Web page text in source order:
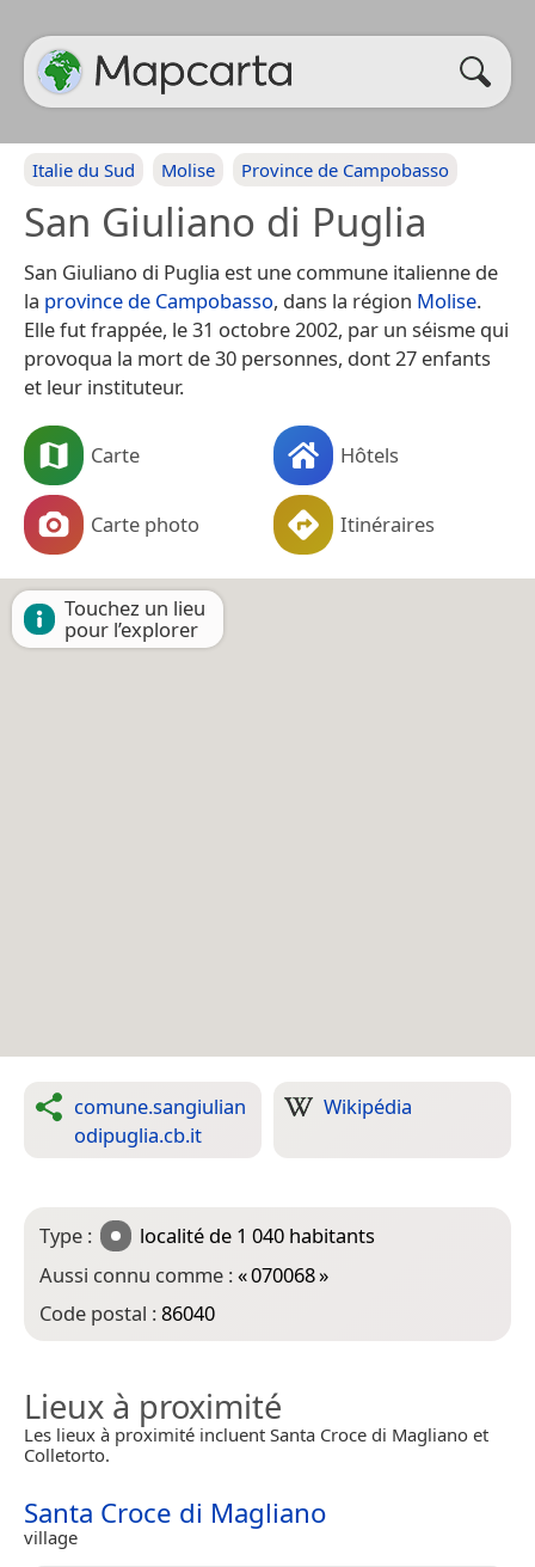
Italie du Sud Molise Province de Campobasso
San Giuliano di Puglia
San Giuliano di Puglia est une commune italienne de
la province de Campobasso, dans la région Molise.
Elle fut frappée, le 31 octobre 2002, par un séisme qui
provoqua la mort de 30 personnes, dont 27 enfants
et leur instituteur.
Carte Hôtels
Carte photo Itinéraires
Touchez un lieu
pour l’explorer
comune.sangiulian
odipuglia.cb.it
Wikipédia
Type : localité de 1 040 habitants
Aussi connu comme :«070068»
Code postal :86040
Lieux à proximité
Les lieux à proximité incluent Santa Croce di Magliano et
Colletorto.
Santa Croce di Magliano
village